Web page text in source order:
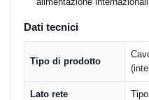
Dati tecnici
Tipo di prodotto
Lato rete